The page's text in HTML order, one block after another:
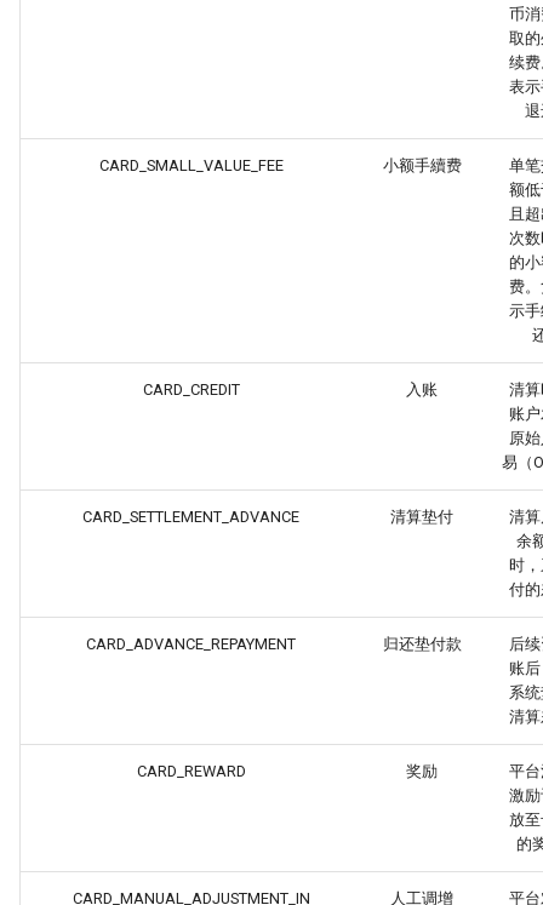
币
取
续
表
CARD_SMALL_VALUE_FEE 小额手續费
单
额
且
次
的
费
示
CARD_CREDIT 入账
清
账
原
易（
CARD_SETTLEMENT_ADVANCE 清算垫付
清
余
时
付
CARD_ADVANCE_REPAYMENT 归还垫付款
后
账
系
清
CARD_REWARD 奖励
平
激
放
的
CARD_MANUAL_ADJUSTMENT_IN 人工调增
平